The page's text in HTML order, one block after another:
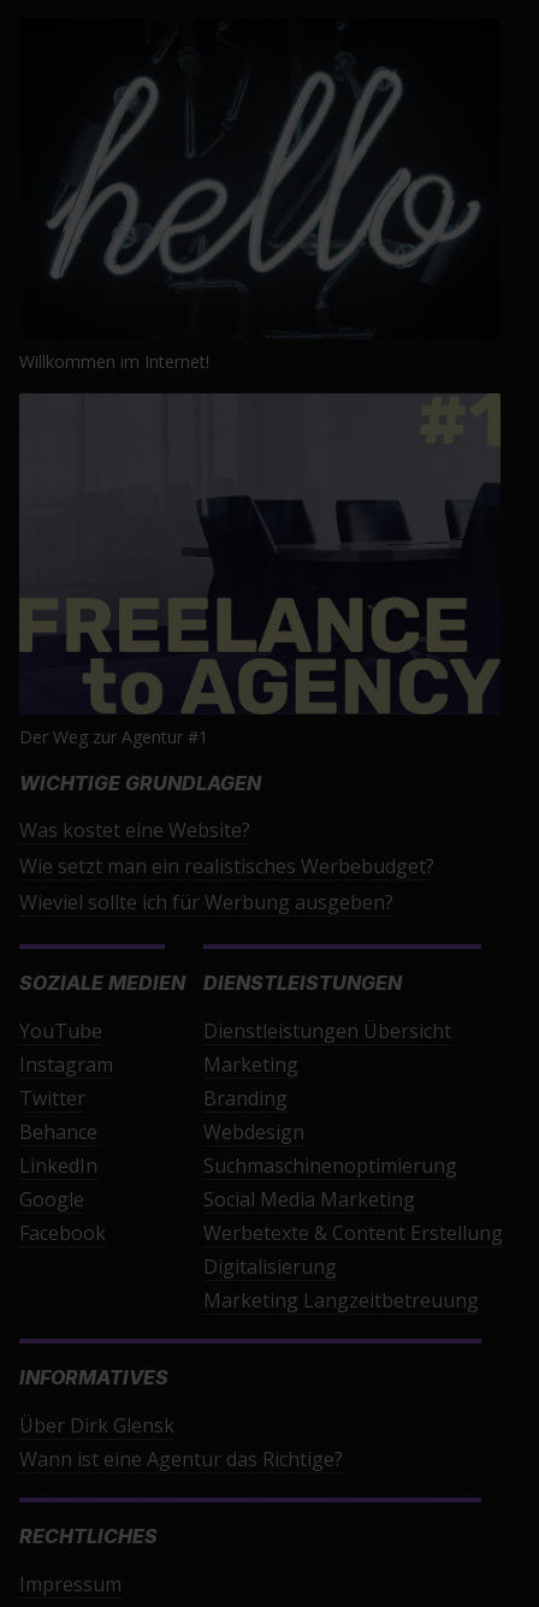
Willkommen im Internet!
Der Weg zur Agentur #1
WICHTIGE GRUNDLAGEN
Was kostet eine Website?
Wie setzt man ein realistisches Werbebudget?
Wieviel sollte ich für Werbung ausgeben?
SOZIALE MEDIEN
YouTube
Instagram
Twitter
Behance
LinkedIn
Google
Facebook
DIENSTLEISTUNGEN
Dienstleistungen Übersicht
Marketing
Branding
Webdesign
Suchmaschinenoptimierung
Social Media Marketing
Werbetexte & Content Erstellung
Digitalisierung
Marketing Langzeitbetreuung
INFORMATIVES
Über Dirk Glensk
Wann ist eine Agentur das Richtige?
RECHTLICHES
Impressum